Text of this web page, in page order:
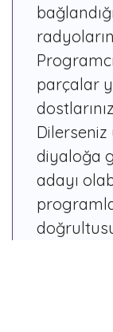
parçalar
Dilerseniz
diyaloğa
adayı